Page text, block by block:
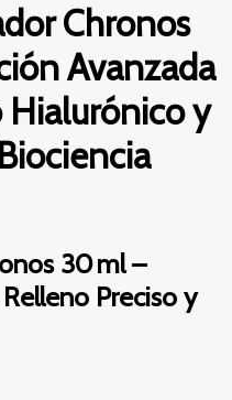
Chronos
Avanzada
Hialurónico y
30 ml –
Preciso y